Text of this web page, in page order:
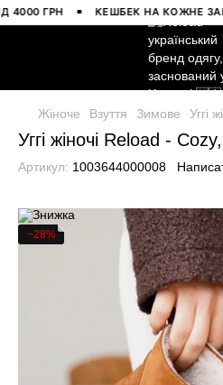
ГРН КЕШБЕК НА КОЖНЕ
Жіноче Взуття Зимове Уггі
Уггі жіночі Reload -
Артикул: 1003644000008
−28%